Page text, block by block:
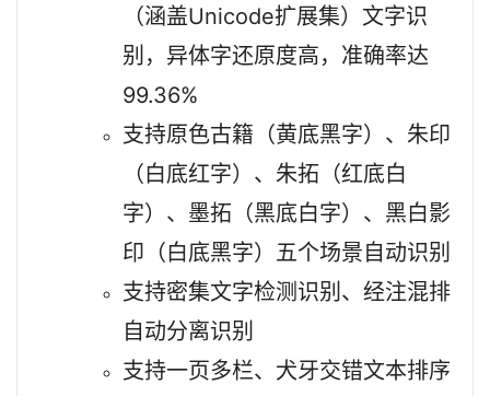
（涵盖Unicode扩展集）文字识
别，异体字还原度高，准确率达
99.36%
支持原色古籍（黄底黑字）、朱印
（白底红字）、朱拓（红底白
字）、墨拓（黑底白字）、黑白影
印（白底黑字）五个场景自动识别
支持密集文字检测识别、经注混排
自动分离识别
支持一页多栏、犬牙交错文本排序